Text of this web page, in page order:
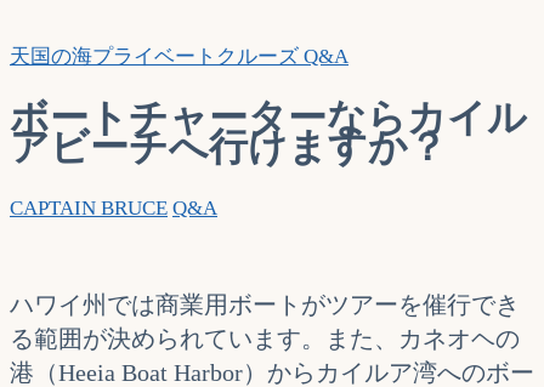
天国の海プライベートクルーズ Q&A
ボートチャーターならカイル
アビーチへ行けますか？
CAPTAIN BRUCE Q&A
ハワイ州では商業用ボートがツアーを催行でき
る範囲が決められています。また、カネオヘの
港（Heeia Boat Harbor）からカイルア湾へのボー